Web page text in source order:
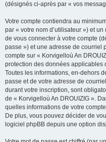
(désignés ci-après par « vos
Votre compte contiendra au
par « votre nom d’utilisateur ») et
de vous connecter à votre compte
passe ») et une adresse de courriel
compte sur « Korvigelloù An
protection des données applicables
Toutes les informations, en-dehors
passe et de votre adresse de
durant votre inscription, sont
de « Korvigelloù An DROUIZIG ».
quelles informations de votre
De plus, vous pouvez décider de
logiciel phpBB depuis une option